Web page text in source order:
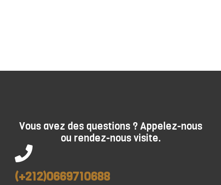
Vous avez des questions ? Appelez-nous
ou rendez-nous visite.
(+212)0669710688